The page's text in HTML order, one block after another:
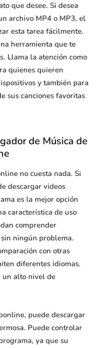
que desee. Si desea
archivo MP4 o MP3, el
esta tarea fácilmente.
herramienta que te
Llama la atención como
quienes quieren
y también para
sus canciones favoritas
de Música de
no cuesta nada. Si
descargar videos
es la mejor opción
característica de uso
comprender
ningún problema.
con otras
diferentes idiomas.
un alto nivel de
puede descargar
Puede controlar
ya que su